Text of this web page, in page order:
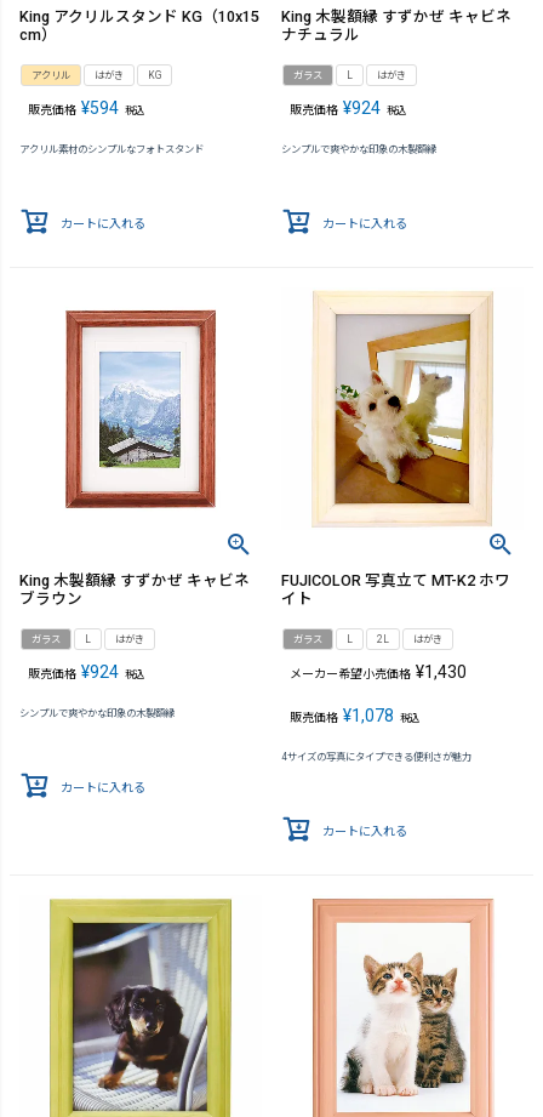
King アクリルスタンド KG（10x15
cm）
アクリル はがき KG
販売価格 ¥594 税込
アクリル素材のシンプルなフォトスタンド
カートに入れる
King 木製額縁 すずかぜ キャビネ
ナチュラル
ガラス L はがき
販売価格 ¥924 税込
シンプルで爽やかな印象の木製額縁
カートに入れる
King 木製額縁 すずかぜ キャビネ
ブラウン
ガラス L はがき
販売価格 ¥924 税込
シンプルで爽やかな印象の木製額縁
カートに入れる
FUJICOLOR 写真立て MT-K2 ホワ
イト
ガラス L 2L はがき
メーカー希望小売価格 ¥1,430
販売価格 ¥1,078 税込
4サイズの写真にタイプできる便利さが魅力
カートに入れる